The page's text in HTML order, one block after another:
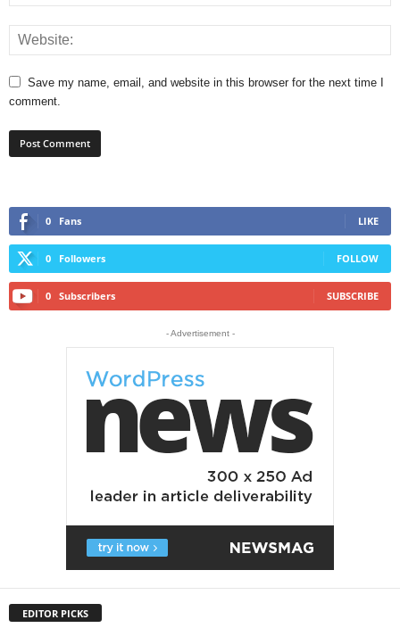
Save my name, email, and website in this browser for the next time I
comment.
0 Fans LIKE
0 Followers FOLLOW
0 Subscribers SUBSCRIBE
- Advertisement -
EDITOR PICKS